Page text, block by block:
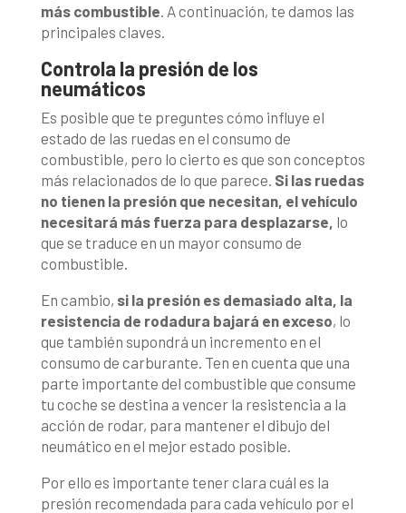
más combustible . A continuación, te damos las
principales claves.
Controla la presión de los
neumáticos
Es posible que te preguntes cómo influye el
estado de las ruedas en el consumo de
combustible, pero lo cierto es que son conceptos
más relacionados de lo que parece. Si las ruedas
no tienen la presión que necesitan, el vehículo
necesitará más fuerza para desplazarse, lo
que se traduce en un mayor consumo de
combustible.
En cambio, si la presión es demasiado alta, la
resistencia de rodadura bajará en exceso, lo
que también supondrá un incremento en el
consumo de carburante. Ten en cuenta que una
parte importante del combustible que consume
tu coche se destina a vencer la resistencia a la
acción de rodar, para mantener el dibujo del
neumático en el mejor estado posible.
Por ello es importante tener clara cuál es la
presión recomendada para cada vehículo por el